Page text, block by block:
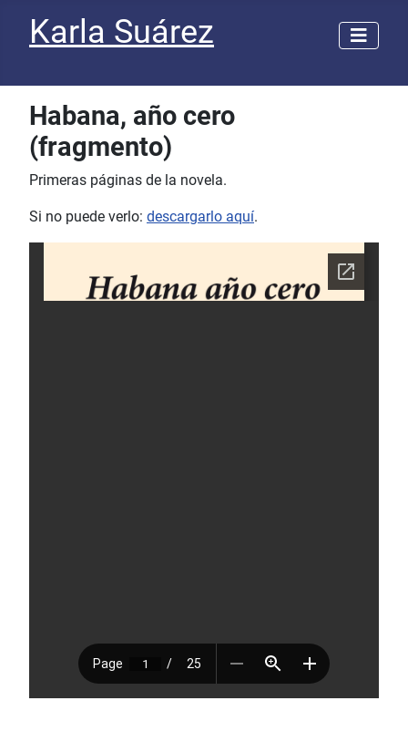
Karla Suárez
Habana, año cero
(fragmento)
Primeras páginas de la novela.
Si no puede verlo: descargarlo aquí.